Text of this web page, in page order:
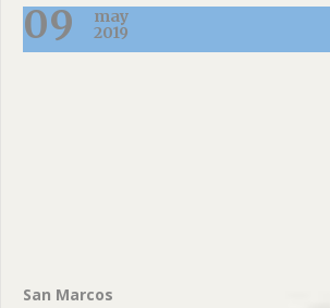
09
may
2019
San Marcos